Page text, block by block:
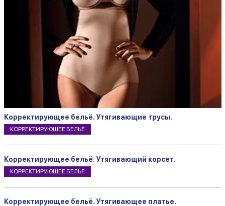
Корректирующее бельё. Утягивающие трусы.
КОРРЕКТИРУЮЩЕЕ БЕЛЬЕ
Корректирующее бельё. Утягивающий корсет.
КОРРЕКТИРУЮЩЕЕ БЕЛЬЕ
Корректирующее бельё. Утягивающее платье.